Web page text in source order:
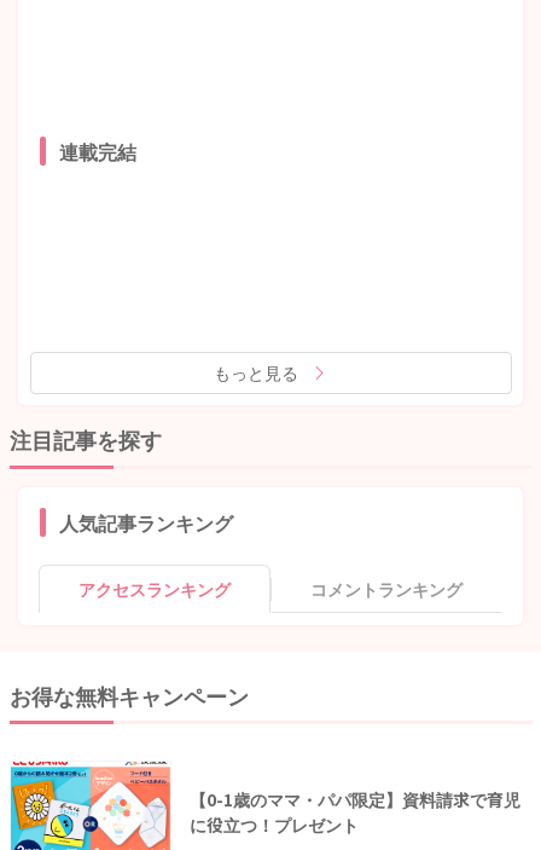
連載完結
もっと見る
注目記事を探す
人気記事ランキング
アクセスランキング コメントランキング
お得な無料キャンペーン
【0-1歳のママ・パパ限定】資料請求で育児
に役立つ！プレゼント